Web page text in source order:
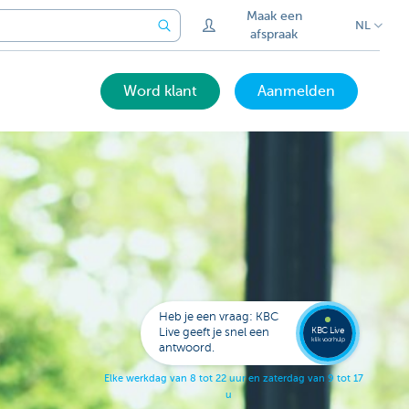
Maak een
afspraak
NL
Word klant Aanmelden
Heb je een vraag: KBC
Live geeft je snel een
antwoord.
Elke werkdag van 8 tot 22 uur en zaterdag van 9 tot 17
u
r.
KBC Live
klik voor hulp
Bel